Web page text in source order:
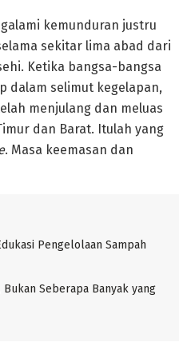
kemunduran justru
sekitar lima abad dari
Ketika bangsa-bangsa
dalam selimut kegelapan,
menjulang dan meluas
dan Barat. Itulah yang
. Masa keemasan dan
Pengelolaan Sampah
Seberapa Banyak yang